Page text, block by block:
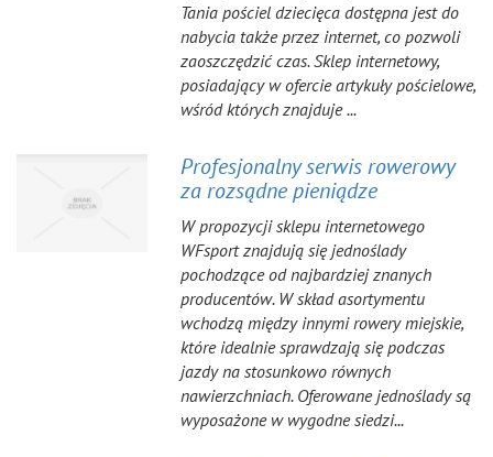
Tania pościel dziecięca dostępna jest do
nabycia także przez internet, co pozwoli
zaoszczędzić czas. Sklep internetowy,
posiadający w ofercie artykuły pościelowe,
wśród których znajduje ...
Profesjonalny serwis rowerowy
za rozsądne pieniądze
W propozycji sklepu internetowego
WFsport znajdują się jednoślady
pochodzące od najbardziej znanych
producentów. W skład asortymentu
wchodzą między innymi rowery miejskie,
które idealnie sprawdzają się podczas
jazdy na stosunkowo równych
nawierzchniach. Oferowane jednoślady są
wyposażone w wygodne siedzi...